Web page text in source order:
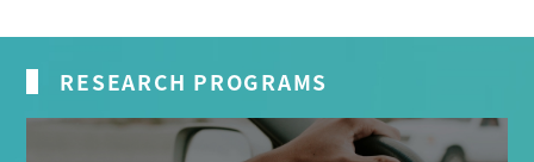
RESEARCH PROGRAMS